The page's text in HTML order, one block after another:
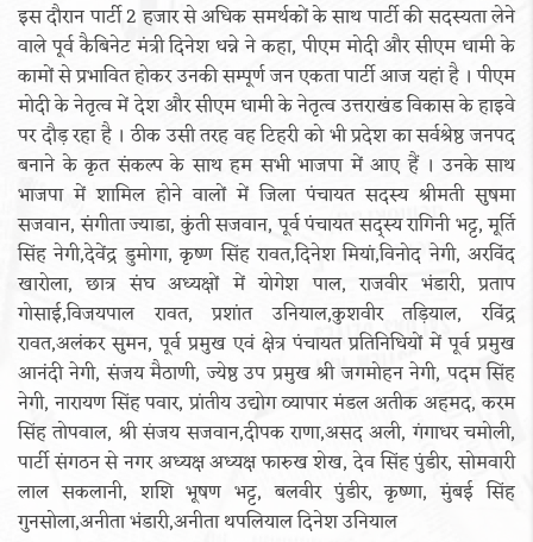
इस दौरान पार्टी 2 हजार से अधिक समर्थकों के साथ पार्टी की सदस्यता लेने
वाले पूर्व कैबिनेट मंत्री दिनेश धन्ने ने कहा, पीएम मोदी और सीएम धामी के
कामों से प्रभावित होकर उनकी सम्पूर्ण जन एकता पार्टी आज यहां है । पीएम
मोदी के नेतृत्व में देश और सीएम धामी के नेतृत्व उत्तराखंड विकास के हाइवे
पर दौड़ रहा है । ठीक उसी तरह वह टिहरी को भी प्रदेश का सर्वश्रेष्ठ जनपद
बनाने के कृत संकल्प के साथ हम सभी भाजपा में आए हैं । उनके साथ
भाजपा में शामिल होने वालों में जिला पंचायत सदस्य श्रीमती सुषमा
सजवान, संगीता ज्याडा, कुंती सजवान, पूर्व पंचायत सद्स्य रागिनी भट्ट, मूर्ति
सिंह नेगी,देवेंद्र डुमोगा, कृष्ण सिंह रावत,दिनेश मियां,विनोद नेगी, अरविंद
खारोला, छात्र संघ अध्यक्षों में योगेश पाल, राजवीर भंडारी, प्रताप
गोसाई,विजयपाल रावत, प्रशांत उनियाल,कुशवीर तड़ियाल, रविंद्र
रावत,अलंकर सुमन, पूर्व प्रमुख एवं क्षेत्र पंचायत प्रतिनिधियों में पूर्व प्रमुख
आनंदी नेगी, संजय मैठाणी, ज्येष्ठ उप प्रमुख श्री जगमोहन नेगी, पदम सिंह
नेगी, नारायण सिंह पवार, प्रांतीय उद्योग व्यापार मंडल अतीक अहमद, करम
सिंह तोपवाल, श्री संजय सजवान,दीपक राणा,असद अली, गंगाधर चमोली,
पार्टी संगठन से नगर अध्यक्ष अध्यक्ष फारुख शेख, देव सिंह पुंडीर, सोमवारी
लाल सकलानी, शशि भूषण भट्ट, बलवीर पुंडीर, कृष्णा, मुंबई सिंह
गुनसोला,अनीता भंडारी,अनीता थपलियाल दिनेश उनियाल